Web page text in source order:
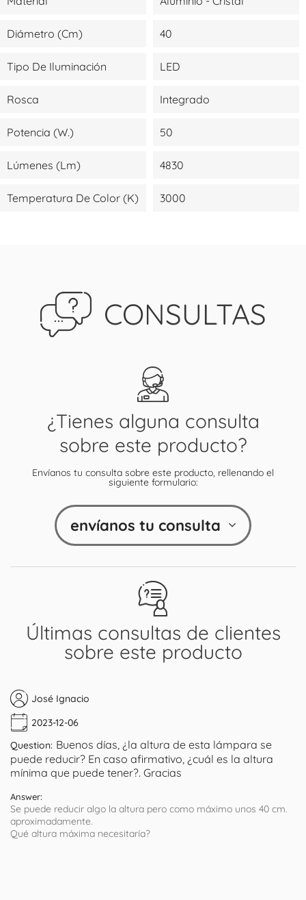
Diámetro (cm) 40
Tipo De Iluminación LED
Rosca Integrado
Potencia (W.) 50
Lúmenes (lm) 4830
Temperatura De Color (K) 3000
CONSULTAS
Últimas consultas de clientes
sobre este producto
José Ignacio
2023-12-06
Question: Buenos días, ¿la altura de esta lámpara se
puede reducir? En caso afirmativo, ¿cuál es la altura
mínima que puede tener?. Gracias
Answer:
Se puede reducir algo la altura pero como máximo unos 40 cm.
aproximadamente.
Qué altura máxima necesitaría?
¿Tienes alguna consulta
sobre este producto?
Envíanos tu consulta sobre este producto, rellenando el
siguiente formulario:
envíanos tu consulta